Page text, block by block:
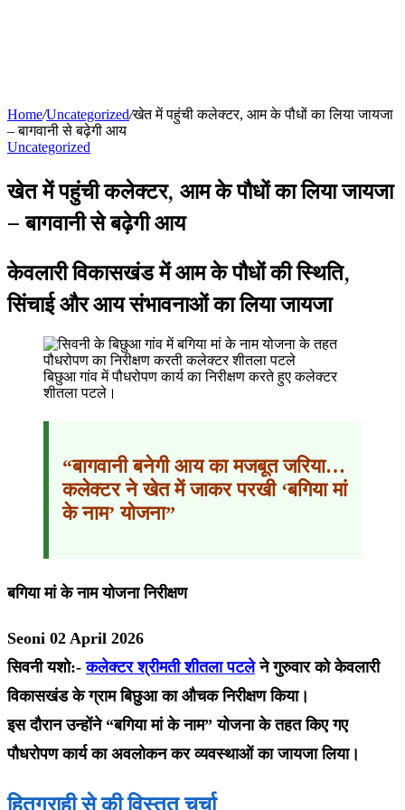
Home/Uncategorized/खेत में पहुंची कलेक्टर, आम के पौधों का लिया जायजा
– बागवानी से बढ़ेगी आय
Uncategorized
खेत में पहुंची कलेक्टर, आम के पौधों का लिया जायजा
– बागवानी से बढ़ेगी आय
केवलारी विकासखंड में आम के पौधों की स्थिति,
सिंचाई और आय संभावनाओं का लिया जायजा
बिछुआ गांव में पौधरोपण कार्य का निरीक्षण करते हुए कलेक्टर
शीतला पटले।
“बागवानी बनेगी आय का मजबूत जरिया…
कलेक्टर ने खेत में जाकर परखी ‘बगिया मां
के नाम’ योजना”
बगिया मां के नाम योजना निरीक्षण
Seoni 02 April 2026
सिवनी यशो:-कलेक्टर श्रीमती शीतला पटलेने गुरुवार को केवलारी
विकासखंड के ग्राम बिछुआ का औचक निरीक्षण किया।
इस दौरान उन्होंने “बगिया मां के नाम” योजना के तहत किए गए
पौधरोपण कार्य का अवलोकन कर व्यवस्थाओं का जायजा लिया।
हितग्राही से की विस्तृत चर्चा